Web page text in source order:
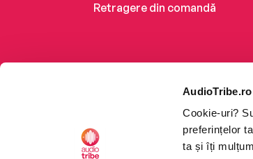
Cookie-uri?
preferințelor
ta și îți
Retragere din comandă